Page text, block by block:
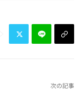
次の記事